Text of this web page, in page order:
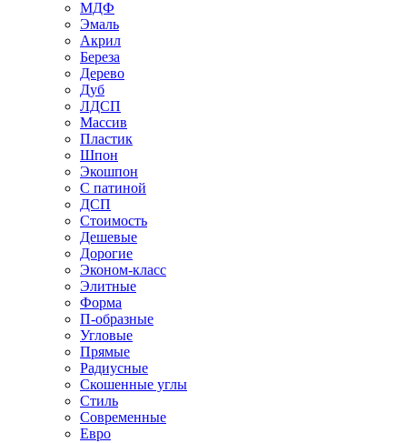
МДФ
Эмаль
Акрил
Береза
Дерево
Дуб
ЛДСП
Массив
Пластик
Шпон
Экошпон
С патиной
ДСП
Стоимость
Дешевые
Дорогие
Эконом-класс
Элитные
Форма
П-образные
Угловые
Прямые
Радиусные
Скошенные углы
Стиль
Современные
Евро